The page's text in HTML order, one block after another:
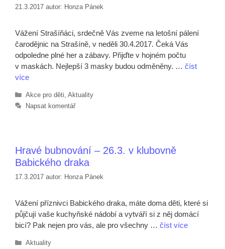
21.3.2017 autor: Honza Pánek
Vážení Strašíňáci, srdečně Vás zveme na letošní pálení
čarodějnic na Strašíně, v neděli 30.4.2017. Čeká Vás
odpoledne plné her a zábavy. Přijďte v hojném počtu
v maskách. Nejlepší 3 masky budou odměněny. … číst
více
Rubriky
Akce pro děti Aktuality
Napsat komentář
Hravé bubnování – 26.3. v klubovně
Babického draka
17.3.2017 autor: Honza Pánek
Vážení příznivci Babického draka, máte doma děti, které si
půjčují vaše kuchyňské nádobí a vytváří si z něj domácí
bicí? Pak nejen pro vás, ale pro všechny … číst více
Rubriky
Aktuality